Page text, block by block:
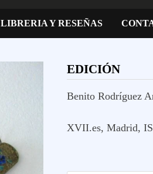
LIBRERIA Y RESEÑAS
EDICIÓN
Benito Rodríguez
XVII.es, Madrid,